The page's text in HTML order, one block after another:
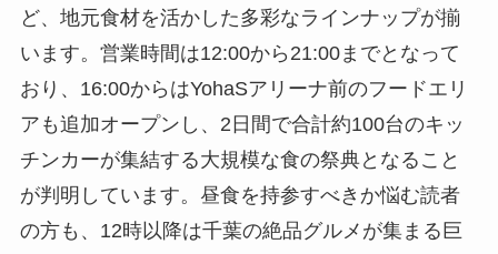
ど、地元食材を活かした多彩なラインナップが揃
います。営業時間は12:00から21:00までとなって
おり、16:00からはYohaSアリーナ前のフードエリ
アも追加オープンし、2日間で合計約100台のキッ
チンカーが集結する大規模な食の祭典となること
が判明しています。昼食を持参すべきか悩む読者
の方も、12時以降は千葉の絶品グルメが集まる巨